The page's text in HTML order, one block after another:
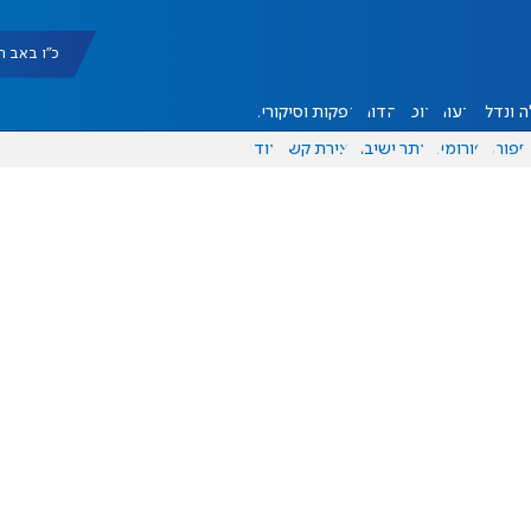
כ"ו באב
ונדל"ן דעות אוכל יהדות הפקות וסיקורים
ספורט פורומים אתר ישיבה יצירת קשר עוד